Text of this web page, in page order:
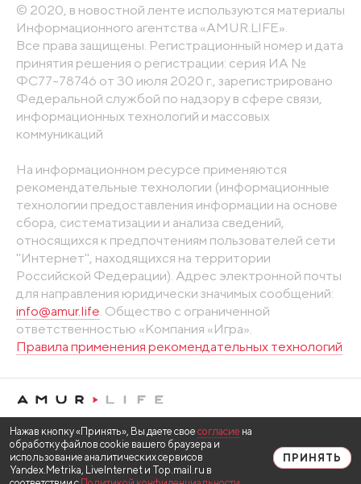
© 2020, в новостной ленте используются материалы
Информационного агентства «AMUR.LIFE».
Все права защищены. Регистрационный номер и дата
принятия решения о регистрации: серия ИА №
ФС77-78746 от 30 июля 2020 г., зарегистрировано
Федеральной службой по надзору в сфере связи,
информационных технологий и массовых
коммуникаций
На информационном ресурсе применяются
рекомендательные технологии (информационные
технологии предоставления информации на основе
сбора, систематизации и анализа сведений,
относящихся к предпочтениям пользователей сети
"Интернет", находящихся на территории
Российской Федерации). Адрес электронной почты
для направления юридически значимых сообщений:
info@amur.life . Общество с ограниченной
ответственностью «Компания «Игра».
Правила применения рекомендательных технологий
Нажав кнопку «Принять», Вы даете свое согласие на
обработку файлов cookie вашего браузера и
использование аналитических сервисов
Yandex.Metrika, LiveInternet и Top.mail.ru в
ПРИНЯТЬ